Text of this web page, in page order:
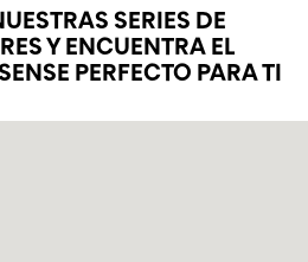
SERIES DE
Y ENCUENTRA EL
PERFECTO PARA TI